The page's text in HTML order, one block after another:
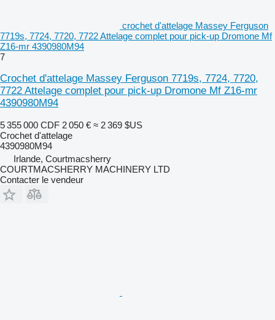
crochet d'attelage Massey Ferguson
7719s, 7724, 7720, 7722 Attelage complet pour pick-up Dromone Mf
Z16-mr 4390980M94
7
Crochet d'attelage Massey Ferguson 7719s, 7724, 7720,
7722 Attelage complet pour pick-up Dromone Mf Z16-mr
4390980M94
5 355 000 CDF 2 050 € ≈ 2 369 $US
Crochet d'attelage
4390980M94
Irlande, Courtmacsherry
COURTMACSHERRY MACHINERY LTD
Contacter le vendeur